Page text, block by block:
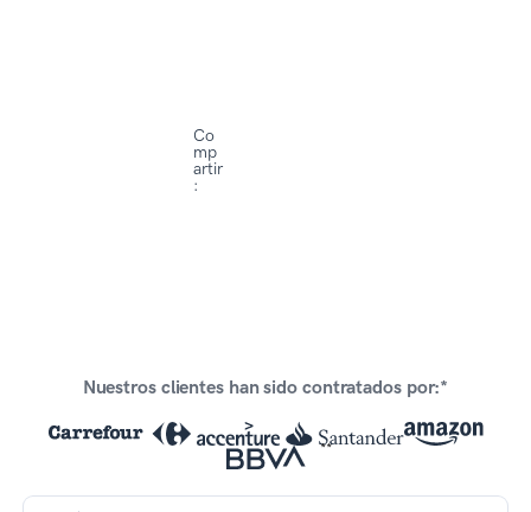
Co
mp
artir
:
Nuestros clientes han sido contratados por:*